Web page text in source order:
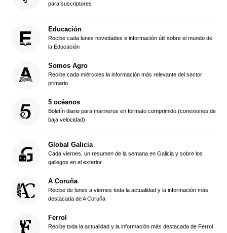
para suscriptores
Educación
Recibe cada lunes novedades e información útil sobre el mundo de
la Educación
Somos Agro
Recibe cada miércoles la información más relevante del sector
primario
5 océanos
Boletín diario para marineros en formato comprimido (conexiones de
baja velocidad)
Global Galicia
Cada viernes, un resumen de la semana en Galicia y sobre los
gallegos en el exterior
A Coruña
Recibe de lunes a viernes toda la actualidad y la información más
destacada de A Coruña
Ferrol
Recibe toda la actualidad y la información más destacada de Ferrol